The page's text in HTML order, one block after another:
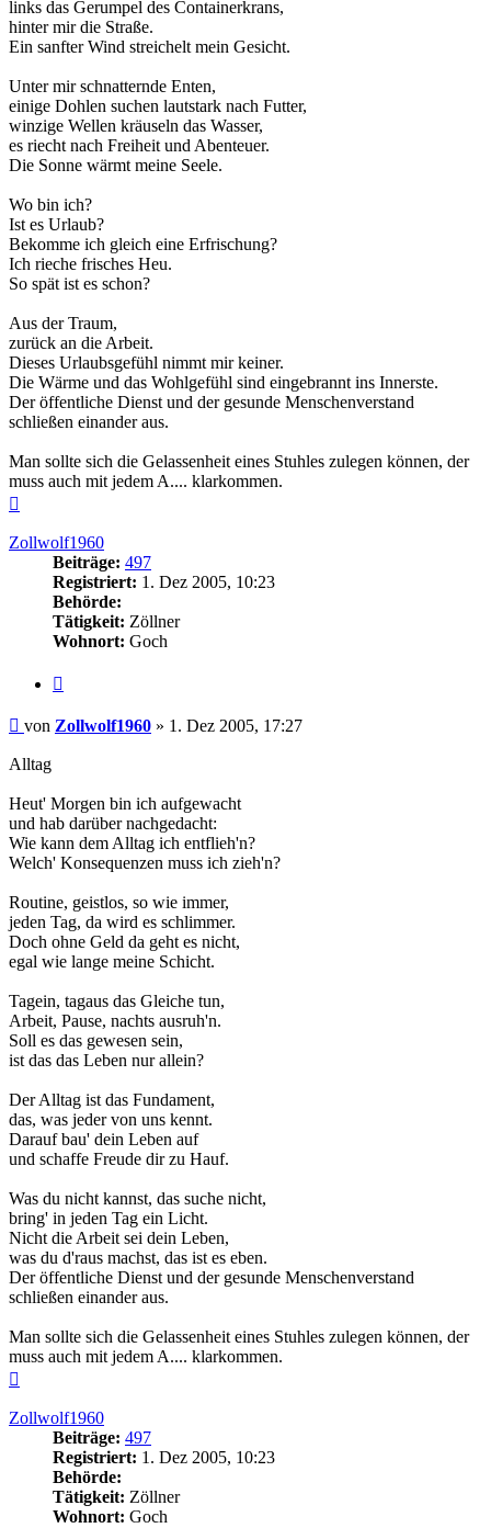
links das Gerumpel des Containerkrans,
hinter mir die Straße.
Ein sanfter Wind streichelt mein Gesicht.
Unter mir schnatternde Enten,
einige Dohlen suchen lautstark nach Futter,
winzige Wellen kräuseln das Wasser,
es riecht nach Freiheit und Abenteuer.
Die Sonne wärmt meine Seele.
Wo bin ich?
Ist es Urlaub?
Bekomme ich gleich eine Erfrischung?
Ich rieche frisches Heu.
So spät ist es schon?
Aus der Traum,
zurück an die Arbeit.
Dieses Urlaubsgefühl nimmt mir keiner.
Die Wärme und das Wohlgefühl sind eingebrannt ins Innerste.
Der öffentliche Dienst und der gesunde Menschenverstand
schließen einander aus.
Man sollte sich die Gelassenheit eines Stuhles zulegen können, der
muss auch mit jedem A.... klarkommen.
Zollwolf1960
Beiträge: 497
Registriert: 1. Dez 2005, 10:23
Behörde:
Tätigkeit: Zöllner
Wohnort: Goch
Beitrag
von Zollwolf1960 » 1. Dez 2005, 17:27
Alltag
Heut' Morgen bin ich aufgewacht
und hab darüber nachgedacht:
Wie kann dem Alltag ich entflieh'n?
Welch' Konsequenzen muss ich zieh'n?
Routine, geistlos, so wie immer,
jeden Tag, da wird es schlimmer.
Doch ohne Geld da geht es nicht,
egal wie lange meine Schicht.
Tagein, tagaus das Gleiche tun,
Arbeit, Pause, nachts ausruh'n.
Soll es das gewesen sein,
ist das das Leben nur allein?
Der Alltag ist das Fundament,
das, was jeder von uns kennt.
Darauf bau' dein Leben auf
und schaffe Freude dir zu Hauf.
Was du nicht kannst, das suche nicht,
bring' in jeden Tag ein Licht.
Nicht die Arbeit sei dein Leben,
was du d'raus machst, das ist es eben.
Der öffentliche Dienst und der gesunde Menschenverstand
schließen einander aus.
Man sollte sich die Gelassenheit eines Stuhles zulegen können, der
muss auch mit jedem A.... klarkommen.
Zollwolf1960
Beiträge: 497
Registriert: 1. Dez 2005, 10:23
Behörde:
Tätigkeit: Zöllner
Wohnort: Goch